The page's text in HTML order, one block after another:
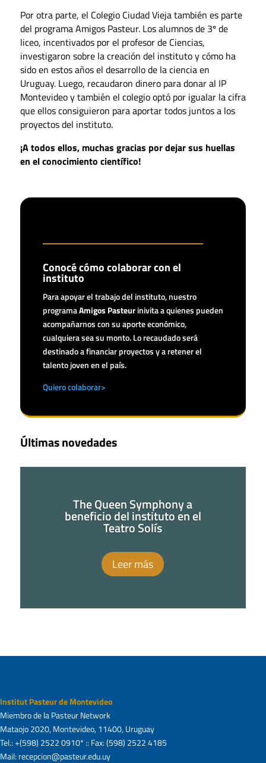
Por otra parte, el Colegio Ciudad Vieja también es parte
del programa Amigos Pasteur. Los alumnos de 3º de
liceo, incentivados por el profesor de Ciencias,
investigaron sobre la creación del instituto y cómo ha
sido en estos años el desarrollo de la ciencia en
Uruguay. Luego, recaudaron dinero para donar al IP
Montevideo y también el colegio optó por igualar la cifra
que ellos consiguieron para aportar todos juntos a los
proyectos del instituto.
¡A todos ellos, muchas gracias por dejar sus huellas
en el conocimiento científico!
Conocé cómo colaborar con el
instituto
Para apoyar el trabajo del instituto, nuestro
programaAmigos Pasteur inivita a quienes pueden
acompañarnos con su aporte económico,
cualquiera sea su monto. Lo recaudado será
destinado a financiar proyectos y a retener el
talento joven en el país.
Quiero colaborar>
Últimas novedades
The Queen Symphony a
beneficio del instituto en el
Teatro Solís
Leer más
Institut Pasteur de Montevideo
Miembro de la Pasteur Network
Mataojo 2020, Montevideo, 11400, Uruguay
Tel.: +(598) 2522 0910* :: Fax: (598) 2522 4185
Mail: recepcion@pasteur.edu.uy